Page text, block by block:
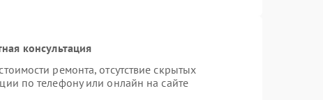
консультация
ремонта, отсутствие скрытых
по телефону или онлайн на сайте